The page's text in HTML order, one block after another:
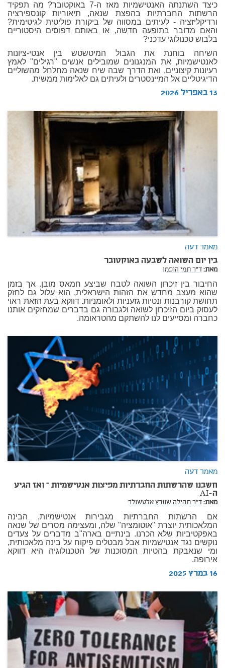
כיצד השתנתה האנטישמיות מאז ה-7 באוקטובר? מה תפקיד
הרשתות החברתיות בהפצת שנאה, תיאוריות קונספירציה
ורדיקליזציה - לעיתים במסווה של ביקורת פוליטית לגיטימית?
והאם מדובר בתופעה חדשה, או באותם דפוסים היסטוריים
בלבוש טכנולוגי עדכני?
השיחה בוחנת את הגבול המיטשטש בין אנטי-ציונות
לאנטישמיות, את המנגנונים שמובילים אנשים "רגילים" לאמץ
רעיונות קיצוניים, ואת הדרך שבה שיח שנאה מחלחל מהשוליים
הדיגיטליים אל המיינסטרים ולעיתים גם לאלימות ממשית.
13 באפריל 2026
מאמר דעה
בין יום השואה לשבעה באוקטובר
מאת:ד"ר תמי הופמן
החיבור בין זיכרון השואה לטבח שביצע חמאס מובן. אך בזמן
שהוא מעצב מחדש את הזהות הישראלית, הוא עלול גם לחזק
תחושת קורבנות ונטיות גזעניות ולאומניות. דווקא בעת הזאת ראוי
לעסוק ביום הזיכרון לשואה ולגבורה גם בדברים שמחזקים אותנו
כחברה ומסייעים לנו להשתקם מהטראומה.
מאמר דעה
חשבנו שהרשתות החברתיות מפיצות אנטישמיות – ואז הגיע
ה-AI
מאת:ד"ר תהילה שוורץ אלטשולר
אם הרשתות החברתיות מגבירות אנטישמיות, הבינה
המלאכותית יוצרת "אוטומציה" שלה, ומעצימה מסרים של שנאה
באפקטיביות שלא הכרנו. בינתיים בארה"ב מדברים על צעדים
נוקשים נגד אנטישמיות אבל מבטלים פיקוח על בינה מלאכותית,
ומי שנאבקת בהטיות המסוכנות של הטכנולוגיה היא דווקא
אירופה.
16 במרץ 2025